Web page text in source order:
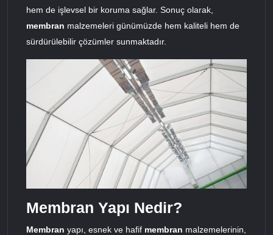
hem de işlevsel bir koruma sağlar. Sonuç olarak,
membran malzemeleri günümüzde hem kaliteli hem de
sürdürülebilir çözümler sunmaktadır.
Membran Yapı Nedir?
Membran yapı, esnek ve hafif membran malzemelerinin,